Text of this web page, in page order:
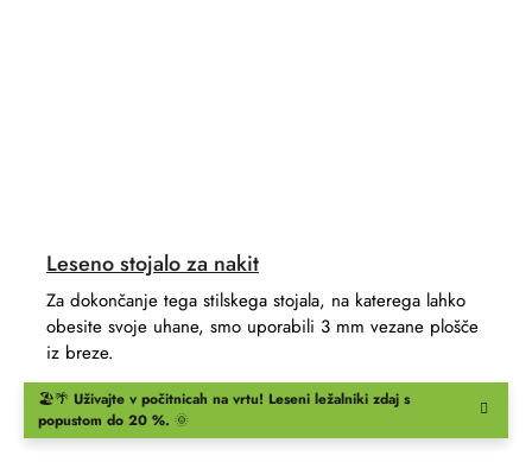
🏖️🌴 Uživajte v počitnicah na vrtu! Leseni ležalniki zdaj s
popustom do 20 %. 🌞
Leseno stojalo za nakit
Za dokončanje tega stilskega stojala, na katerega lahko
obesite svoje uhane, smo uporabili 3 mm vezane plošče
iz breze.